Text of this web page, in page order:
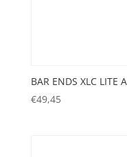
BAR ENDS XLC LITE
€49,45